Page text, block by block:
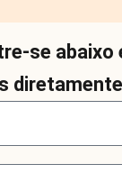
se abaixo